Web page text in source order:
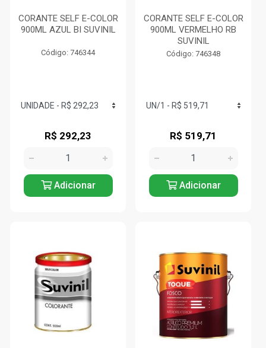
CORANTE SELF E-COLOR
900ML AZUL BI SUVINIL
Código: 746344
R$ 292,23
Adicionar
CORANTE SELF E-COLOR
900ML VERMELHO RB
SUVINIL
Código: 746348
R$ 519,71
Adicionar